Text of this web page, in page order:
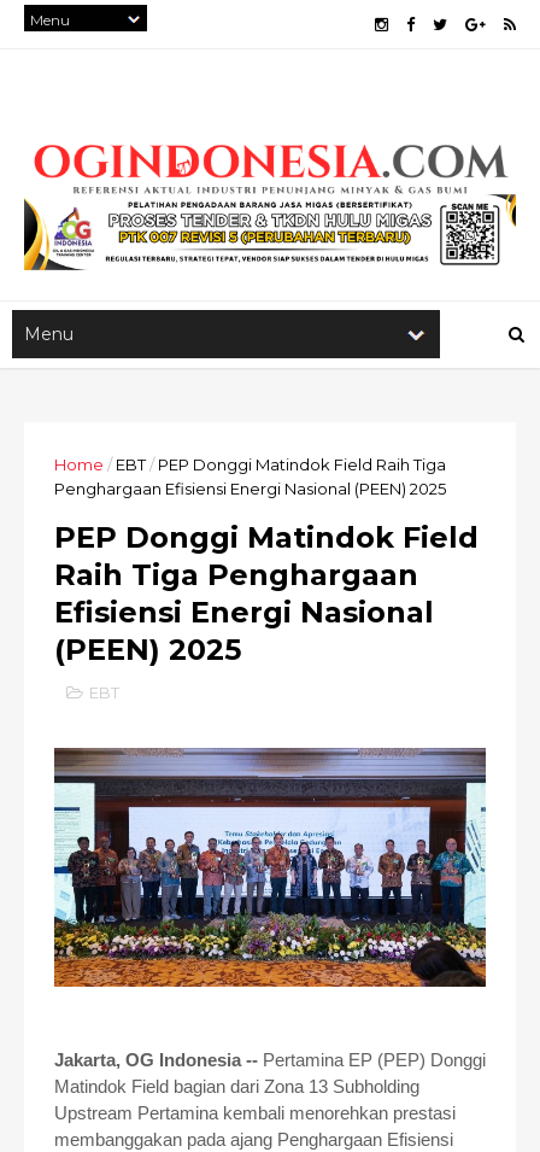
Home / EBT/ PEP Donggi Matindok Field Raih Tiga
Penghargaan Efisiensi Energi Nasional (PEEN) 2025
PEP Donggi Matindok Field
Raih Tiga Penghargaan
Efisiensi Energi Nasional
(PEEN) 2025
EBT
Jakarta, OG Indonesia -- Pertamina EP (PEP) Donggi
Matindok Field bagian dari Zona 13 Subholding
Upstream Pertamina kembali menorehkan prestasi
membanggakan pada ajang Penghargaan Efisiensi